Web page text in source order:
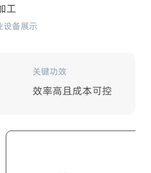
工
设备展示
关键功效
效率高且成本可控